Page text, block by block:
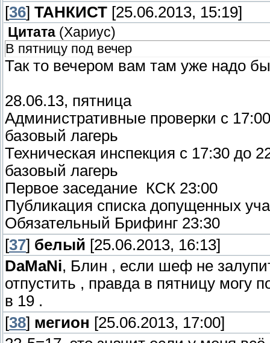
[36] ТАНКИСТ [25.06.2013, 15:19]
Цитата (Хариус)
В пятницу под вечер
Так то вечером вам там уже надо
28.06.13, пятница
Административные проверки с
базовый лагерь
Техническая инспекция с 17:30 до
базовый лагерь
Первое заседание КСК 23:00
Публикация списка допущенных
Обязательный Брифинг 23:30
[37] белый [25.06.2013, 16:13]
DaMaNi, Блин , если шеф не
отпустить , правда в пятницу могу
в 19 .
[38] мегион [25.06.2013, 17:00]